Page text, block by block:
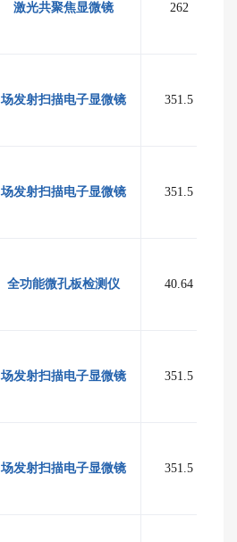
激光共聚焦显微镜 262
场发射扫描电子显微镜 351.5
场发射扫描电子显微镜 351.5
全功能微孔板检测仪 40.64
场发射扫描电子显微镜 351.5
场发射扫描电子显微镜 351.5